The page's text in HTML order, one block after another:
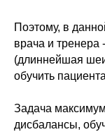
Поэтому, в
врача и тренера
(длиннейшая
обучить
Задача
дисбалансы,